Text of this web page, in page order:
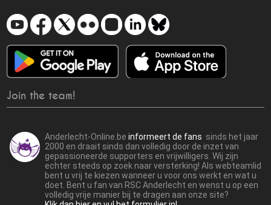
Join the team!
Anderlecht-Online.beinformeert de fans sinds het jaar
2000 en draait sinds dan volledig door de inzet van
gepassioneerde supporters en vrijwilligers. Wij zijn
echter steeds op zoek naar versterking! Als webteamlid
bent u vrij te kiezen wanneer u voor ons werkt en wat u
doet. Bent u fan van RSC Anderlecht en wenst u op een
volledig vrije manier bij te dragen aan onze site?